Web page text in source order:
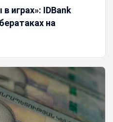
играх»: IDBank
на